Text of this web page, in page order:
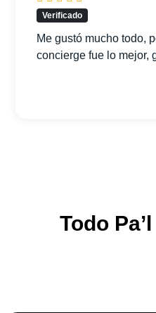
Verificado
Me gustó mucho todo,
concierge fue lo mejor,
Todo